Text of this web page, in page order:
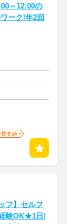
～12:00の
ーク!年2回
費支給
フ】セルフ
験OK★1日/